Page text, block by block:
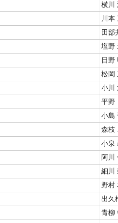
横川
川本
田部
塩野
日野
松岡
小川
平野
小島
森枝
小泉
阿川
細川
野村
出久
青柳